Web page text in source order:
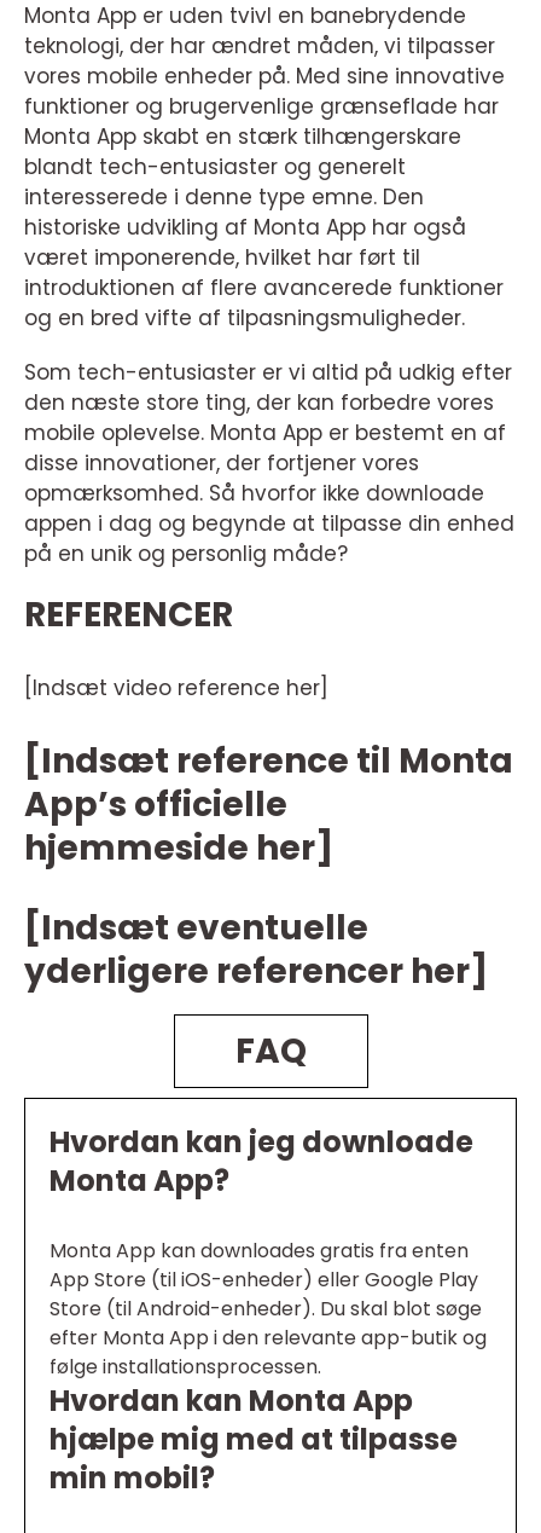
Monta App er uden tvivl en banebrydende
teknologi, der har ændret måden, vi tilpasser
vores mobile enheder på. Med sine innovative
funktioner og brugervenlige grænseflade har
Monta App skabt en stærk tilhængerskare
blandt tech-entusiaster og generelt
interesserede i denne type emne. Den
historiske udvikling af Monta App har også
været imponerende, hvilket har ført til
introduktionen af flere avancerede funktioner
og en bred vifte af tilpasningsmuligheder.
Som tech-entusiaster er vi altid på udkig efter
den næste store ting, der kan forbedre vores
mobile oplevelse. Monta App er bestemt en af
disse innovationer, der fortjener vores
opmærksomhed. Så hvorfor ikke downloade
appen i dag og begynde at tilpasse din enhed
på en unik og personlig måde?
REFERENCER
[Indsæt video reference her]
[Indsæt reference til Monta
App’s officielle
hjemmeside her]
[Indsæt eventuelle
yderligere referencer her]
FAQ
Hvordan kan jeg downloade
Monta App?
Monta App kan downloades gratis fra enten
App Store (til iOS-enheder) eller Google Play
Store (til Android-enheder). Du skal blot søge
efter Monta App i den relevante app-butik og
følge installationsprocessen.
Hvordan kan Monta App
hjælpe mig med at tilpasse
min mobil?